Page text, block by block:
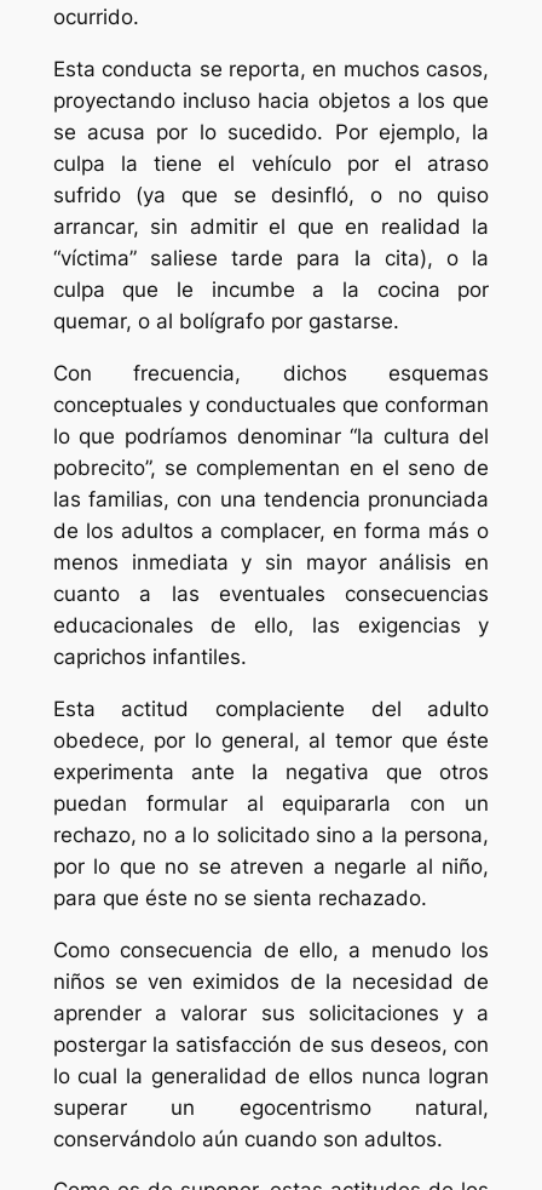
ocurrido.
Esta conducta se reporta, en muchos casos,
proyectando incluso hacia objetos a los que
se acusa por lo sucedido. Por ejemplo, la
culpa la tiene el vehículo por el atraso
sufrido (ya que se desinfló, o no quiso
arrancar, sin admitir el que en realidad la
“víctima” saliese tarde para la cita), o la
culpa que le incumbe a la cocina por
quemar, o al bolígrafo por gastarse.
Con frecuencia, dichos esquemas
conceptuales y conductuales que conforman
lo que podríamos denominar “la cultura del
pobrecito”, se complementan en el seno de
las familias, con una tendencia pronunciada
de los adultos a complacer, en forma más o
menos inmediata y sin mayor análisis en
cuanto a las eventuales consecuencias
educacionales de ello, las exigencias y
caprichos infantiles.
Esta actitud complaciente del adulto
obedece, por lo general, al temor que éste
experimenta ante la negativa que otros
puedan formular al equipararla con un
rechazo, no a lo solicitado sino a la persona,
por lo que no se atreven a negarle al niño,
para que éste no se sienta rechazado.
Como consecuencia de ello, a menudo los
niños se ven eximidos de la necesidad de
aprender a valorar sus solicitaciones y a
postergar la satisfacción de sus deseos, con
lo cual la generalidad de ellos nunca logran
superar un egocentrismo natural,
conservándolo aún cuando son adultos.